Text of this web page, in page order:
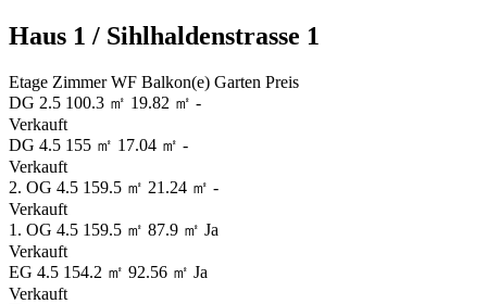
Haus 1 / Sihlhaldenstrasse 1
Etage Zimmer WF Balkon(e) Garten Preis
DG 2.5 100.3 ㎡ 19.82 ㎡ -
Verkauft
DG 4.5 155 ㎡ 17.04 ㎡ -
Verkauft
2. OG 4.5 159.5 ㎡ 21.24 ㎡ -
Verkauft
1. OG 4.5 159.5 ㎡ 87.9 ㎡ Ja
Verkauft
EG 4.5 154.2 ㎡ 92.56 ㎡ Ja
Verkauft